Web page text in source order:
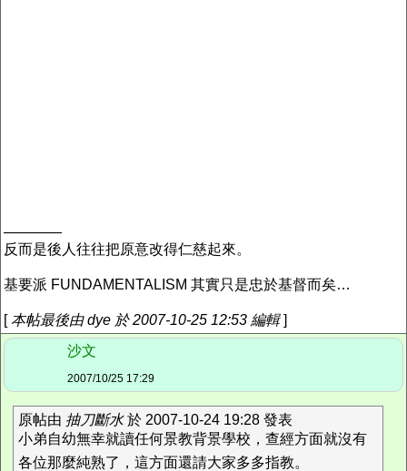
————
反而是後人往往把原意改得仁慈起來。
基要派 FUNDAMENTALISM 其實只是忠於基督而矣…
[本帖最後由 dye 於 2007-10-25 12:53 編輯]
沙文
2007/10/25 17:29
原帖由 抽刀斷水於 2007-10-24 19:28 發表
小弟自幼無幸就讀任何景教背景學校，查經方面就沒有
各位那麼純熟了，這方面還請大家多多指教。